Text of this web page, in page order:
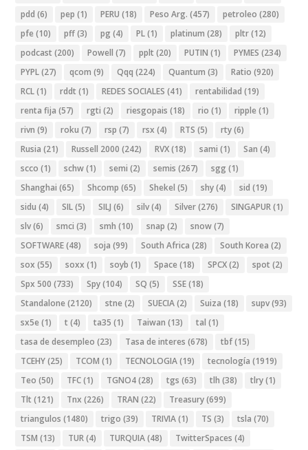
pdd (6) pep (1) PERU (18) Peso Arg. (457) petroleo (280)
pfe (10) pff(3) pg (4) PL(1) platinum (28) pltr(12)
podcast (200) Powell (7) pplt (20) PUTIN (1) PYMES (234)
PYPL(27) qcom (9) Qqq (224) Quantum (3) Ratio (920)
RCL(1) rddt (1) REDES SOCIALES (41) rentabilidad (19)
renta fija (57) rgti (2) riesgopais (18) rio (1) ripple (1)
rivn (9) roku (7) rsp (7) rsx (4) RTS (5) rty(6)
Rusia (21) Russell 2000 (242) RVX(18) sami (1) San (4)
scco (1) schw(1) semi (2) semis (267) sgg (1)
Shanghai (65) Shcomp (65) Shekel (5) shy(4) sid (19)
sidu (4) SIL(5) SILJ (6) silv(4) Silver(276) SINGAPUR(1)
slv(6) smci (3) smh (10) snap (2) snow(7)
SOFTWARE(48) soja (99) South Africa (28) South Korea (2)
sox (55) soxx (1) soyb (1) Space (18) SPCX(2) spot (2)
Spx 500 (733) Spy(104) SQ (5) SSE(18)
Standalone (2120) stne (2) SUECIA(2) Suiza (18) supv(93)
sx5e (1) t (4) ta35 (1) Taiwan (13) tal (1)
tasa de desempleo (23) Tasa de interes (678) tbf(15)
TCEHY(25) TCOM (1) TECNOLOGIA(19) tecnología (1919)
Teo (50) TFC(1) TGNO4(28) tgs (63) tlh (38) tlry(1)
Tlt (121) Tnx (226) TRAN (22) Treasury(699)
triangulos (1480) trigo (39) TRIVIA(1) TS (3) tsla (70)
TSM (13) TUR(4) TURQUIA(48) TwitterSpaces (4)